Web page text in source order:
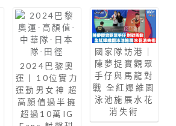
2024巴黎奧
運 | 10位實力
運動男女神 超
高顏值過半擁
超過10萬IG
國家隊訪港｜
陳夢捉實觀眾
手仔與馬龍對
戰 全紅嬋維園
泳池施展水花
消失術